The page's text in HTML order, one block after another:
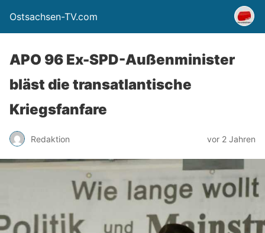
Ostsachsen-TV.com
APO 96 Ex-SPD-Außenminister
bläst die transatlantische
Kriegsfanfare
Redaktion vor 2 Jahren